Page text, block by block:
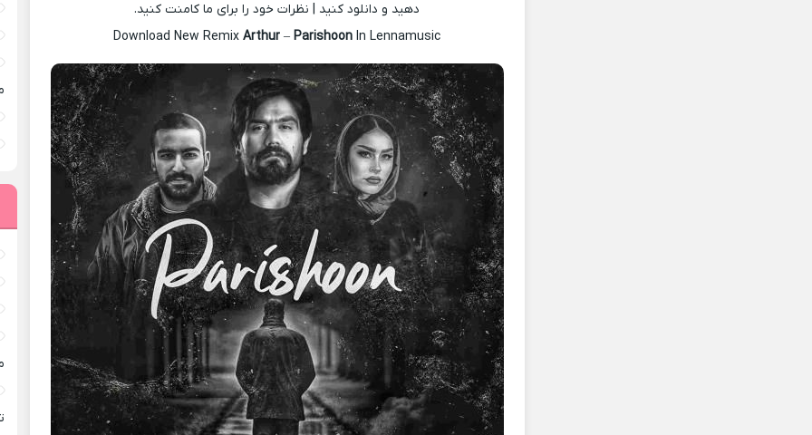
دهید و دانلود کنید | نظرات خود را برای ما کامنت کنید.
Download New RemixArthur –Parishoon In Lennamusic